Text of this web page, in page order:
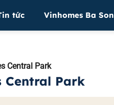
tức Vinhomes Ba Son
Central Park
Central Park